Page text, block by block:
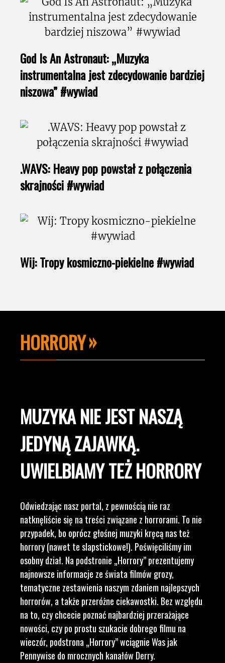
God Is An Astronaut: „Muzyka
instrumentalna jest zdecydowanie bardziej
niszowa” #wywiad
.WAVS: Heavy pop powstał z połączenia
skrajności #wywiad
Wij: Tropy kosmiczno-piekielne #wywiad
HORRORY
MUZYKA NIE JEST NASZĄ
JEDYNĄ ZAJAWKĄ.
UWIELBIAMY TEŻ HORRORY
Odwiedzając nasz portal, z pewnością nie raz
natknęliście się na treści związane z horrorami. To nie
przypadek, bo oprócz głośnej muzyki kręcą nas też
horrory (nawet te slapstickowe!). Poświęciliśmy im
osobny dział. Na podstronie „Horrory” prezentujemy
najnowsze informacje ze świata filmów grozy,
tematyczne zestawienia naszym zdaniem najlepszych
horrorów, a także przeróżne ciekawostki. Bez względu
na to, czy chcecie poznać najbardziej przerażające
nowości, czy po prostu szukacie dobrego filmu na
wieczór, podstrona „Horrory” wciągnie Was jak
Pennywise do mrocznych kanałów Derry.